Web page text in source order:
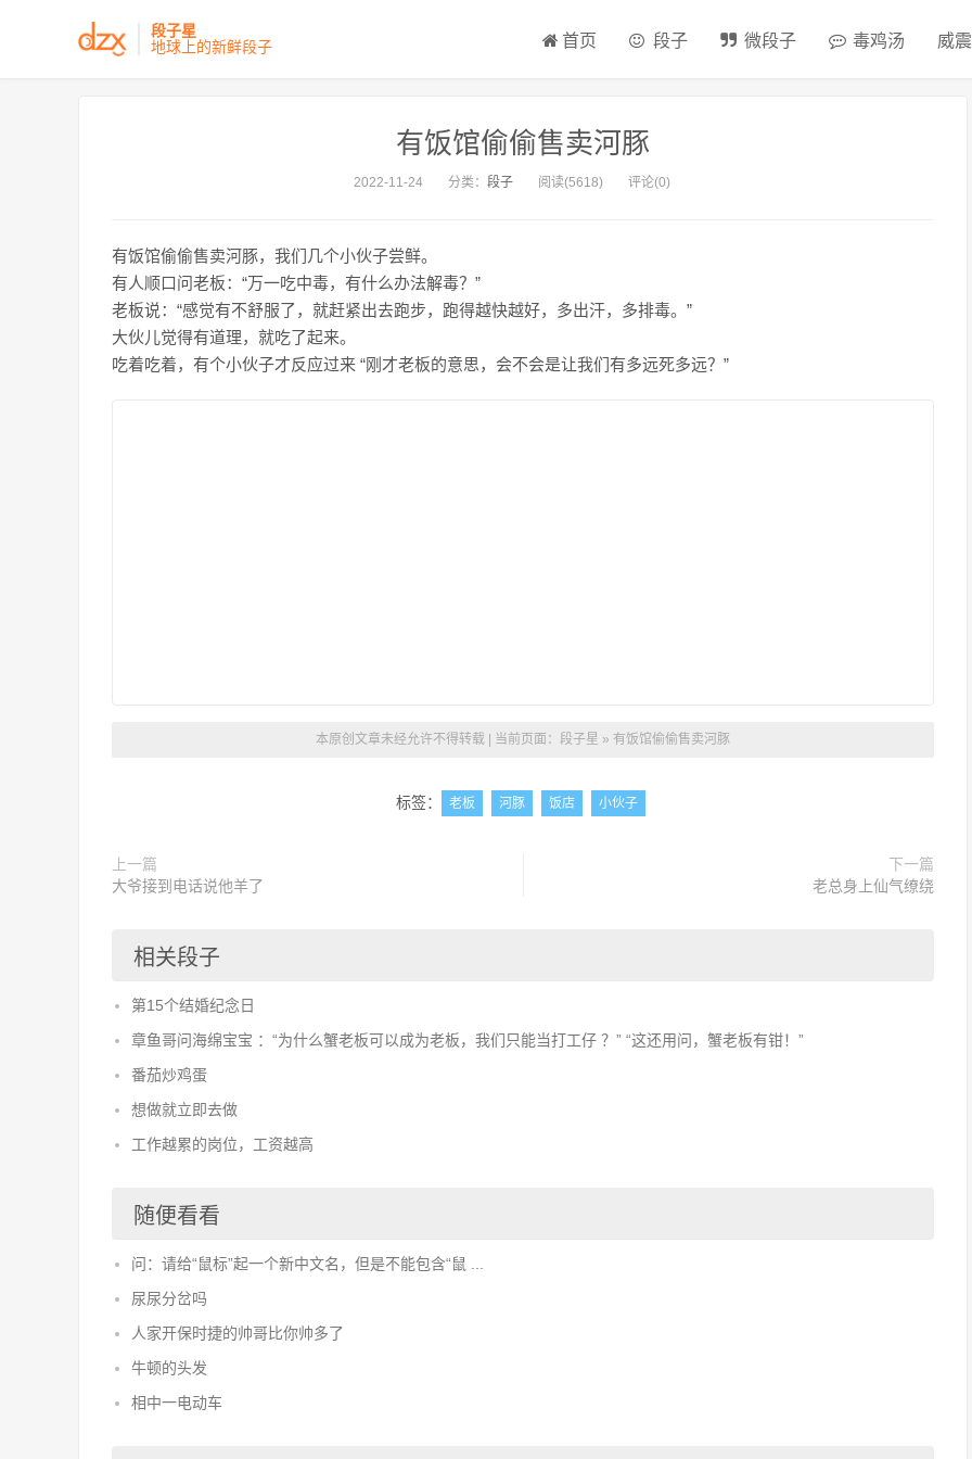
段子星
地球上的新鲜段子
首页 段子 微段子 毒鸡汤 威
有饭馆偷偷售卖河豚
2022-11-24 分类： 段子 阅读(5618) 评论(0)
有饭馆偷偷售卖河豚，我们几个小伙子尝鲜。
有人顺口问老板：“万一吃中毒，有什么办法解毒？”
老板说：“感觉有不舒服了，就赶紧出去跑步，跑得越快越好，多出汗，多排毒。”
大伙儿觉得有道理，就吃了起来。
吃着吃着，有个小伙子才反应过来 “刚才老板的意思，会不会是让我们有多远死多远？”
本原创文章未经允许不得转载 | 当前页面： 段子星 » 有饭馆偷偷售卖河豚
标签： 老板 河豚 饭店 小伙子
上一篇
大爷接到电话说他羊了
下一篇
老总身上仙气缭绕
相关段子
第15个结婚纪念日
章鱼哥问海绵宝宝 ：“为什么蟹老板可以成为老板，我们只能当打工仔 ？” “这还用问，蟹老板有钳！”
番茄炒鸡蛋
想做就立即去做
工作越累的岗位，工资越高
随便看看
问：请给“鼠标”起一个新中文名，但是不能包含“鼠 ...
尿尿分岔吗
人家开保时捷的帅哥比你帅多了
牛顿的头发
相中一电动车